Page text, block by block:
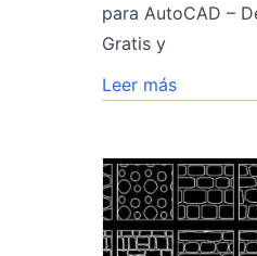
para AutoCAD –
Gratis y
Leer más